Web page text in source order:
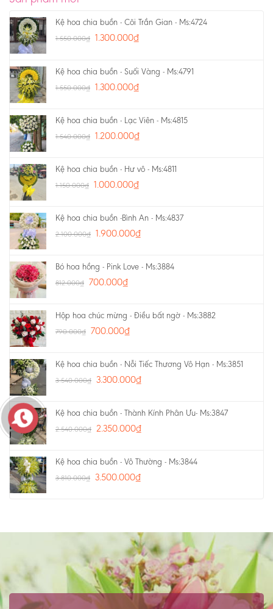
Kệ hoa chia buồn - Cõi Trần Gian - Ms:4724
1.550.000₫ 1.300.000₫
Kệ hoa chia buồn - Suối Vàng - Ms:4791
1.550.000₫ 1.300.000₫
Kệ hoa chia buồn - Lạc Viên - Ms:4815
1.540.000₫ 1.200.000₫
Kệ hoa chia buồn - Hư vô - Ms:4811
1.150.000₫ 1.000.000₫
Kệ hoa chia buồn -Bình An - Ms:4837
2.100.000₫ 1.900.000₫
Bó hoa hồng - Pink Love - Ms:3884
812.000₫ 700.000₫
Hộp hoa chúc mừng - Điều bất ngờ - Ms:3882
790.000₫ 700.000₫
Kệ hoa chia buồn - Nỗi Tiếc Thương Vô Hạn - Ms:3851
3.540.000₫ 3.300.000₫
Kệ hoa chia buồn - Thành Kính Phân Ưu- Ms:3847
2.540.000₫ 2.350.000₫
Kệ hoa chia buồn - Vô Thường - Ms:3844
3.810.000₫ 3.500.000₫